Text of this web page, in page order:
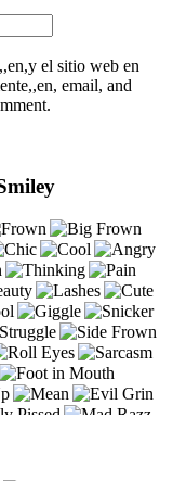
el sitio web en
email, and